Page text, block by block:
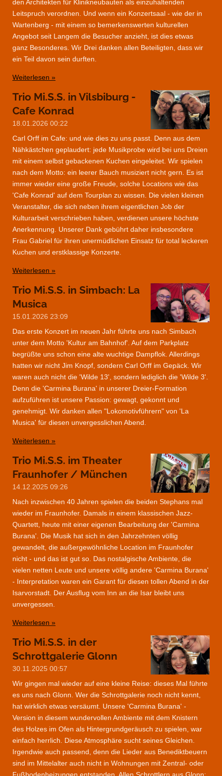
den Architekten für Klinikneubauten als einzuhaltenden
Leitspruch verordnen. Und wenn ein Konzertsaal - wie der in
Wartenberg - mit einem so bemerkenswerten kulturellen
Angebot seit Langem die Besucher anzieht, ist dies etwas
ganz Besonderes. Wir Drei danken allen Beteiligten, dass wir
ein Teil davon sein durften.
Weiterlesen »
Trio Mi.S.S. in Vilsbiburg -
Cafe Konrad
18.01.2026 00:22
Carl Orff im Cafe: und wie dies zu uns passt. Denn aus dem
Nähkästchen geplaudert: jede Musikprobe wird bei uns Dreien
mit einem selbst gebackenen Kuchen eingeleitet. Wir spielen
nach dem Motto: ein leerer Bauch musiziert nicht gern. Es ist
immer wieder eine große Freude, solche Locations wie das
'Cafe Konrad' auf dem Tourplan zu wissen. Die vielen kleinen
Veranstalter, die sich neben ihrem eigentlichen Job der
Kulturarbeit verschrieben haben, verdienen unsere höchste
Anerkennung. Unserer Dank gebührt daher insbesondere
Frau Gabriel für ihren unermüdlichen Einsatz für total leckeren
Kuchen und erstklassige Konzerte.
Weiterlesen »
Trio Mi.S.S. in Simbach: La
Musica
15.01.2026 23:09
Das erste Konzert im neuen Jahr führte uns nach Simbach
unter dem Motto 'Kultur am Bahnhof'. Auf dem Parkplatz
begrüßte uns schon eine alte wuchtige Dampflok. Allerdings
hatten wir nicht Jim Knopf, sondern Carl Orff im Gepäck. Wir
waren auch nicht die 'Wilde 13', sondern lediglich die 'Wilde 3'.
Denn die 'Carmina Burana' in unserer Dreier-Formation
aufzuführen ist unsere Passion: gewagt, gekonnt und
genehmigt. Wir danken allen "Lokomotivführern" von 'La
Musica' für diesen unvergesslichen Abend.
Weiterlesen »
Trio Mi.S.S. im Theater
Fraunhofer / München
14.12.2025 09:26
Nach inzwischen 40 Jahren spielen die beiden Stephans mal
wieder im Fraunhofer. Damals in einem klassischen Jazz-
Quartett, heute mit einer eigenen Bearbeitung der 'Carmina
Burana'. Die Musik hat sich in den Jahrzehnten völlig
gewandelt, die außergewöhnliche Location im Fraunhofer
nicht - und das ist gut so. Das nostalgische Ambiente, die
vielen netten Leute und unsere völlig andere 'Carmina Burana'
- Interpretation waren ein Garant für diesen tollen Abend in der
Isarvorstadt. Der Ausflug vom Inn an die Isar bleibt uns
unvergessen.
Weiterlesen »
Trio Mi.S.S. in der
Schrottgalerie Glonn
30.11.2025 00:57
Wir gingen mal wieder auf eine kleine Reise: dieses Mal führte
es uns nach Glonn. Wer die Schrottgalerie noch nicht kennt,
hat wirklich etwas versäumt. Unsere 'Carmina Burana' -
Version in diesem wundervollen Ambiente mit dem Knistern
des Holzes im Ofen als Hintergrundgeräusch zu spielen, war
einfach herrlich. Diese Atmosphäre sucht seines Gleichen.
Irgendwie auch passend, denn die Lieder aus Benediktbeuern
sind im Mittelalter auch nicht in Wohnungen mit Zentral- oder